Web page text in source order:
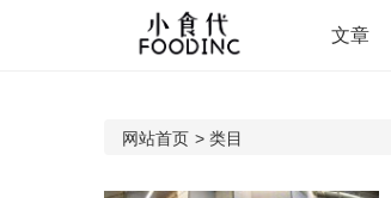
文章
网站首页 > 类目